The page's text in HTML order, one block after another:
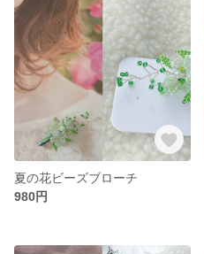
夏の花ビーズブローチ
980円